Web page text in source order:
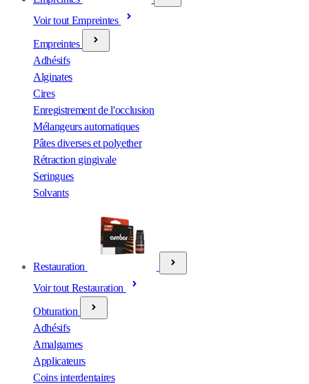
Voir tout Empreintes
Empreintes
Adhésifs
Alginates
Cires
Enregistrement de l'occlusion
Mélangeurs automatiques
Pâtes diverses et polyether
Rétraction gingivale
Seringues
Solvants
Restauration
Voir tout Restauration
Obturation
Adhésifs
Amalgames
Applicateurs
Coins interdentaires